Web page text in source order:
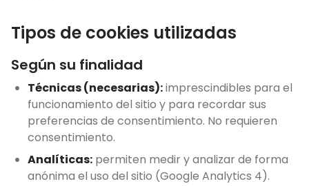
Tipos de cookies utilizadas
Según su finalidad
Técnicas (necesarias):imprescindibles para el
funcionamiento del sitio y para recordar sus
preferencias de consentimiento. No requieren
consentimiento.
Analíticas: permiten medir y analizar de forma
anónima el uso del sitio (Google Analytics 4).